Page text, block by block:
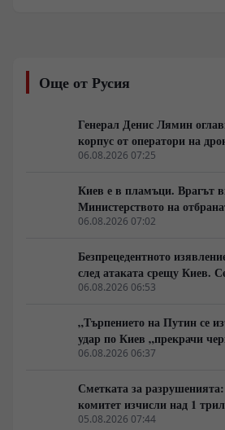
разширяването на огромната си
последователното стимулиране
обикновен производител в
арбитър на световното
Още от Русия
Генерал Денис Лямин
корпус от оператори на
06.08.2026 07:25
Киев е в пламъци. Врагът
Министерството на
ни слушаше, слушайте сега.“
06.08.2026 07:02
Безпрецедентното
след атаката срещу Киев.
Зеленски се нуждае от
06.08.2026 06:53
„Търпението на Путин се
удар по Киев „прекрачи
севернокорейските
06.08.2026 06:37
Сметката за
комитет изчисли над 1
граничните райони
05.08.2026 07:44